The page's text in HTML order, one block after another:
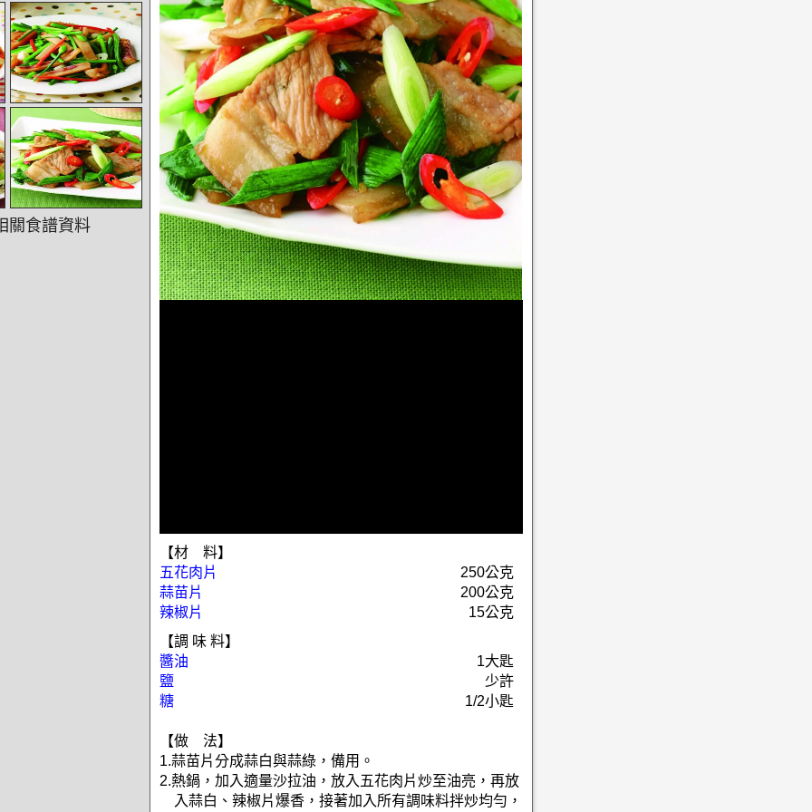
【材 料】
五花肉片
250公克
蒜苗片
200公克
辣椒片
15公克
【調 味 料】
醬油
1大匙
鹽
少許
糖
1/2小匙
【做 法】
1.蒜苗片分成蒜白與蒜綠，備用。
2.熱鍋，加入適量沙拉油，放入五花肉片炒至油亮，再放
入蒜白、辣椒片爆香，接著加入所有調味料拌炒均勻，
關食譜資料